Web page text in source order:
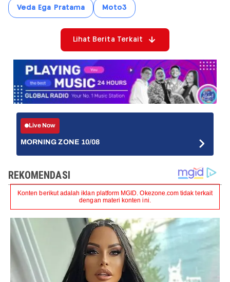
Veda Ega Pratama Moto3
Lihat Berita Terkait
Live Now
MORNING ZONE 10/08